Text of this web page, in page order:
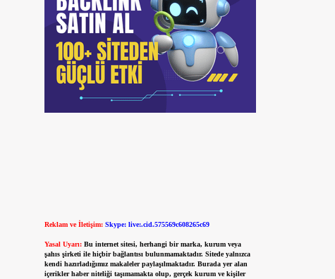
Reklam ve İletişim: Skype: live:.cid.575569c608265c69
Yasal Uyarı: Bu internet sitesi, herhangi bir marka, kurum veya
şahıs şirketi ile hiçbir bağlantısı bulunmamaktadır. Sitede yalnızca
kendi hazırladığımız makaleler paylaşılmaktadır. Burada yer alan
içerikler haber niteliği taşımamakta olup, gerçek kurum ve kişiler